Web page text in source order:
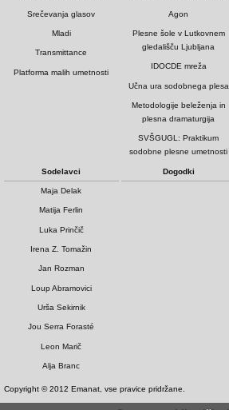
Srečevanja glasov
Mladi
Transmittance
Platforma malih umetnosti
Agon
Plesne šole v Lutkovnem
gledališču Ljubljana
IDOCDE mreža
Učna ura sodobnega plesa
Metodologije beleženja in
plesna dramaturgija
SVŠGUGL: Praktikum
sodobne plesne umetnosti
Sodelavci
Maja Delak
Matija Ferlin
Luka Prinčič
Irena Z. Tomažin
Jan Rozman
Loup Abramovici
Urša Sekirnik
Jou Serra Forasté
Leon Marič
Alja Branc
Dogodki
Copyright © 2012 Emanat, vse pravice pridržane.